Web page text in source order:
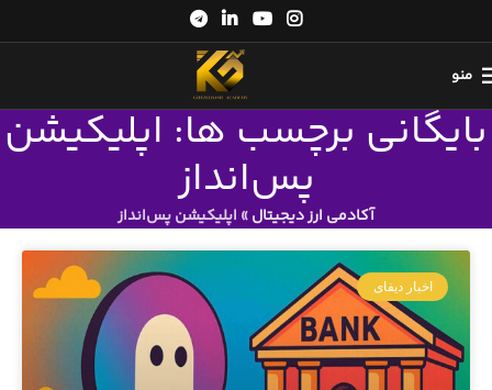
منو
بایگانی برچسب ها: اپلیکیشن
پس‌انداز
آکادمی ارز دیجیتال» اپلیکیشن پس‌انداز
اخبار دیفای